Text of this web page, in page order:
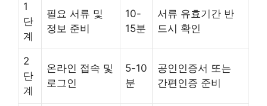
1
단
계
필요 서류 및
정보 준비
10-
15분
서류 유효기간 반
드시 확인
2
단
계
온라인 접속 및
로그인
5-10
분
공인인증서 또는
간편인증 준비